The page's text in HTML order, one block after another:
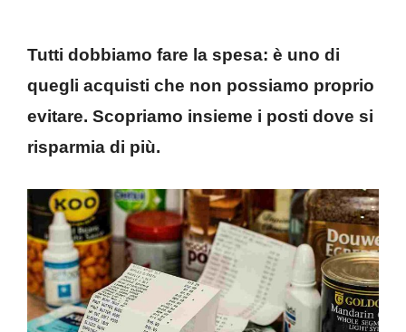
Tutti dobbiamo fare la spesa: è uno di
quegli acquisti che non possiamo proprio
evitare. Scopriamo insieme i posti dove si
risparmia di più.